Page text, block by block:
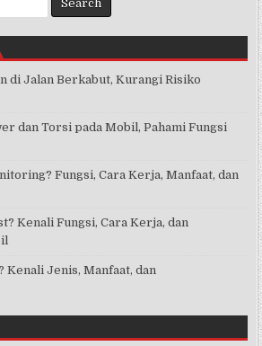
di Jalan Berkabut, Kurangi Risiko
dan Torsi pada Mobil, Pahami Fungsi
Fungsi, Cara Kerja, Manfaat, dan
Kenali Fungsi, Cara Kerja, dan
Kenali Jenis, Manfaat, dan